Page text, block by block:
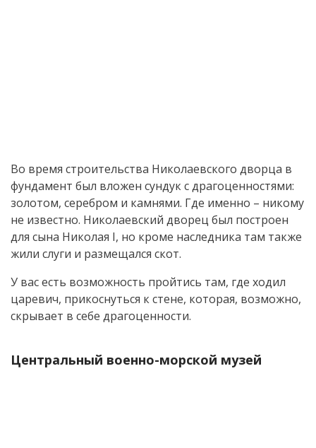
Во время строительства Николаевского дворца в
фундамент был вложен сундук с драгоценностями:
золотом, серебром и камнями. Где именно – никому
не известно. Николаевский дворец был построен
для сына Николая I, но кроме наследника там также
жили слуги и размещался скот.
У вас есть возможность пройтись там, где ходил
царевич, прикоснуться к стене, которая, возможно,
скрывает в себе драгоценности.
Центральный военно-морской музей